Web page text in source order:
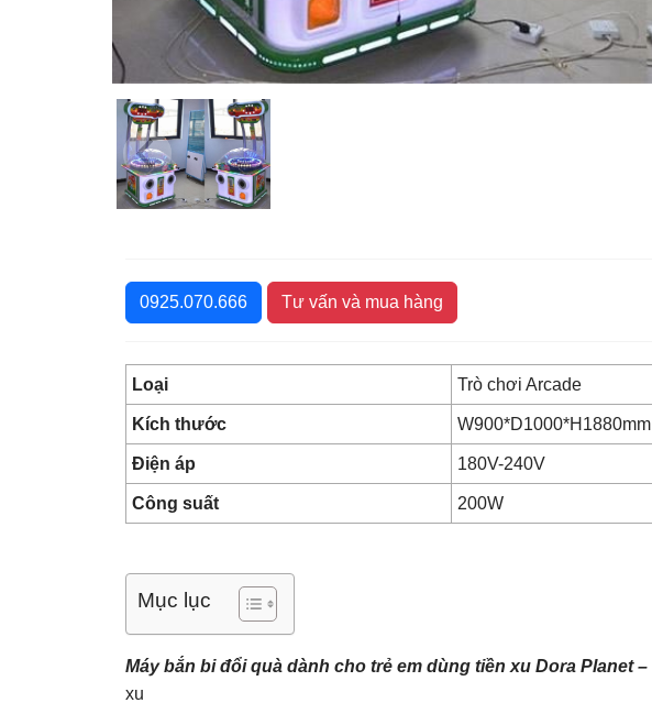
0925.070.666 Tư vấn và mua hàng
Loại Trò chơi Arcade
Kích thước W900*D1000*H1880mm
Điện áp 180V-240V
Công suất 200W
Mục lục
Máy bắn bi đổi quà dành cho trẻ em dùng tiền xu Dora Planet –
xu